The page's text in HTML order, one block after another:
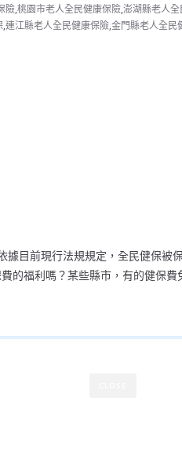
險,桃園市老人全民健康保險,澎湖縣老人
,連江縣老人全民健康保險,金門縣老人全民
據目前現行法規規定，全民健保被
的福利嗎？某些縣市，有的健保費